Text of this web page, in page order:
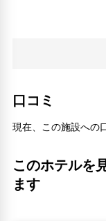
口コミ
現在、この施設への
このホテルを
ます